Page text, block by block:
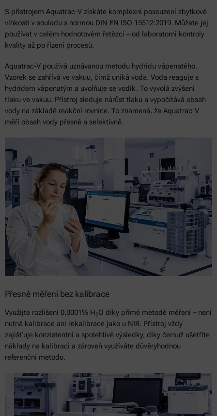
S přístrojem Aquatrac-V získáte komplexní posouzení zbytkové
vlhkosti v souladu s normou DIN EN ISO 15512:2019. Můžete jej
používat v celém hodnotovém řetězci – od laboratorní kontroly
kvality až po řízení procesů.
Aquatrac-V používá uznávanou metodu hydridu vápenatého.
Vzorek se zahřívá ve vakuu, čímž uniká voda. Voda reaguje s
hydridem vápenatým a uvolňuje se vodík. To vyvolá zvýšení
tlaku ve vakuu. Přístroj sleduje nárůst tlaku a vypočítává obsah
vody na základě reakční rovnice. To znamená, že Aquatrac-V
měří obsah vody přesně a selektivně.
Přesné měření bez kalibrace
Využijte rozlišení 0,0001% H 2O díky přímé metodě měření – není
nutná kalibrace ani rekalibrace jako u NIR. Přístroj vždy
zajišťuje konzistentní a spolehlivé výsledky, díky čemuž ušetříte
náklady na kalibraci a zároveň využíváte důvěryhodnou
referenční metodu.